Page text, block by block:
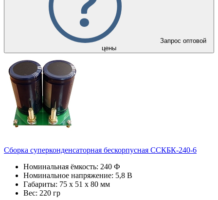
Запрос оптовой
цены
Сборка суперконденсаторная бескорпусная ССКБК-240-6
Номинальная ёмкость: 240 Ф
Номинальное напряжение: 5,8 В
Габариты: 75 х 51 х 80 мм
Вес: 220 гр